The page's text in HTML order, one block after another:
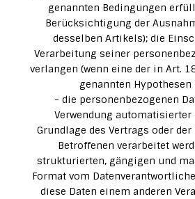
genannten Bedingungen
Berücksichtigung der
desselben Artikels); die
Verarbeitung seiner
verlangen (wenn eine der in Art.
genannten
- die personenbezogenen
Verwendung
Grundlage des Vertrags oder
Betroffenen verarbeitet
strukturierten, gängigen und
Format vom
diese Daten einem anderen